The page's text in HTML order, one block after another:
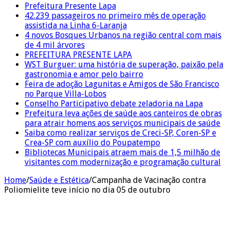
Prefeitura Presente Lapa
42.239 passageiros no primeiro mês de operação
assistida na Linha 6-Laranja
4 novos Bosques Urbanos na região central com mais
de 4 mil árvores
PREFEITURA PRESENTE LAPA
WST Burguer: uma história de superação, paixão pela
gastronomia e amor pelo bairro
Feira de adoção Lagunitas e Amigos de São Francisco
no Parque Villa-Lobos
Conselho Participativo debate zeladoria na Lapa
Prefeitura leva ações de saúde aos canteiros de obras
para atrair homens aos serviços municipais de saúde
Saiba como realizar serviços de Creci-SP, Coren-SP e
Crea-SP com auxílio do Poupatempo
Bibliotecas Municipais atraem mais de 1,5 milhão de
visitantes com modernização e programação cultural
Home/Saúde e Estética/Campanha de Vacinação contra
Poliomielite teve início no dia 05 de outubro